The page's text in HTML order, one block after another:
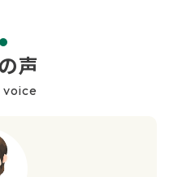
声